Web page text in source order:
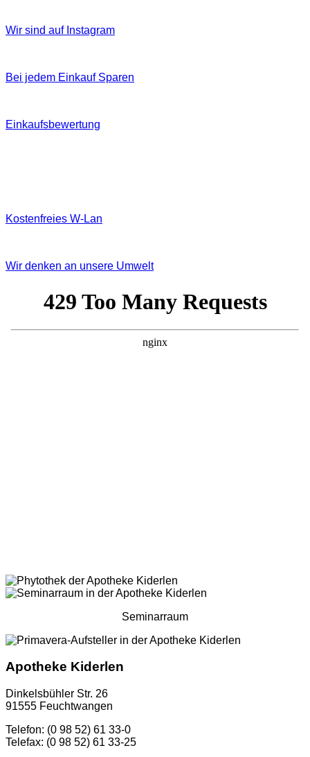
Wir sind auf Instagram
Bei jedem Einkauf Sparen
Einkaufsbewertung
Kostenfreies W‐Lan
Wir denken an unsere Umwelt
Seminarraum
Apotheke Kiderlen
Dinkelsbühler Str. 26
91555 Feuchtwangen
Telefon: (0 98 52) 61 33-0
Telefax: (0 98 52) 61 33-25